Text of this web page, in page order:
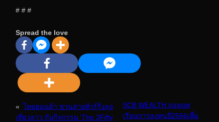
# # #
Spread the love
« ไทยฮอนด้า ชวนสายทัวร์ริ่งลุย
เที่ยวลาว กับกิจกรรม ‘The 3Fifty
SCB WEALTH ถอดบท
เรียนการลงทุนปี2566เพื่อ